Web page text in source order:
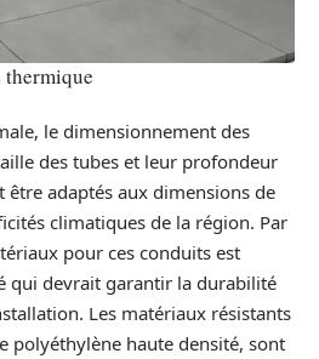
thermique
le dimensionnement des
des tubes et leur profondeur
être adaptés aux dimensions de
climatiques de la région. Par
pour ces conduits est
qui devrait garantir la durabilité
Les matériaux résistants
polyéthylène haute densité, sont